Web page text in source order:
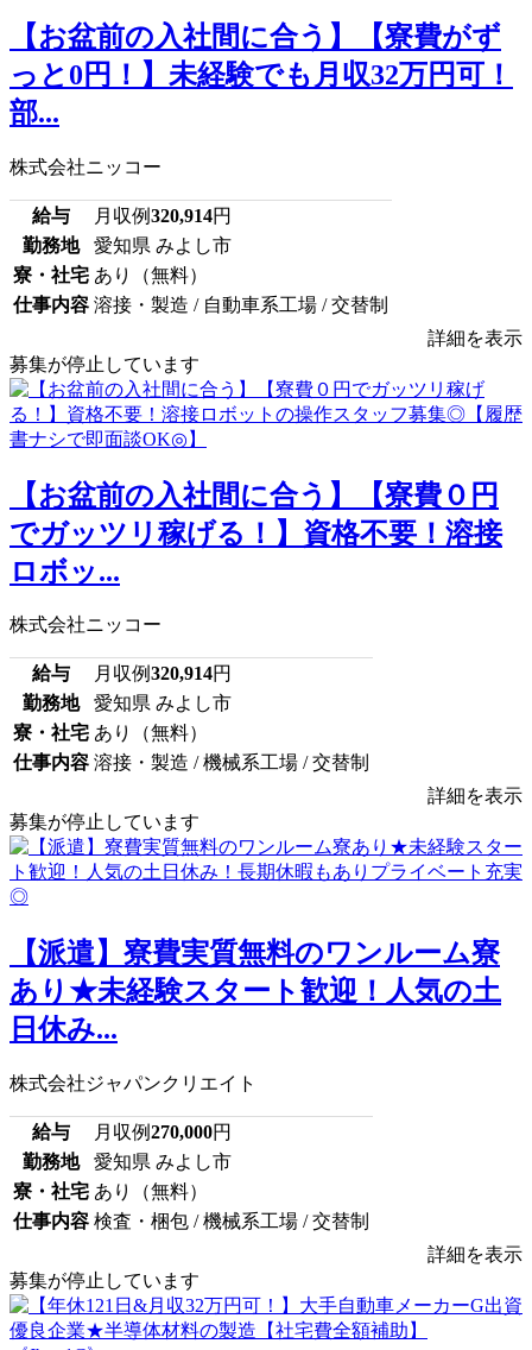
【お盆前の入社間に合う】【寮費がず
っと0円！】未経験でも月収32万円可！
部...
株式会社ニッコー
給与 月収例320,914円
勤務地
愛知県 みよし市
寮・社宅 あり（無料）
仕事内容 溶接・製造 / 自動車系工場 / 交替制
詳細を表示
募集が停止しています
【お盆前の入社間に合う】【寮費０円
でガッツリ稼げる！】資格不要！溶接
ロボッ...
株式会社ニッコー
給与 月収例320,914円
勤務地
愛知県 みよし市
寮・社宅 あり（無料）
仕事内容 溶接・製造 / 機械系工場 / 交替制
詳細を表示
募集が停止しています
【派遣】寮費実質無料のワンルーム寮
あり★未経験スタート歓迎！人気の土
日休み...
株式会社ジャパンクリエイト
給与 月収例270,000円
勤務地
愛知県 みよし市
寮・社宅 あり（無料）
仕事内容 検査・梱包 / 機械系工場 / 交替制
詳細を表示
募集が停止しています